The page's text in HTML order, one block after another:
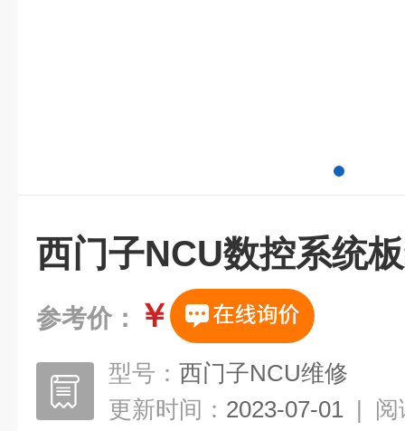
西门子NCU数控系统
参考价： ￥
型号： 西门子NCU维修
更新时间： 2023-07-01 | 阅